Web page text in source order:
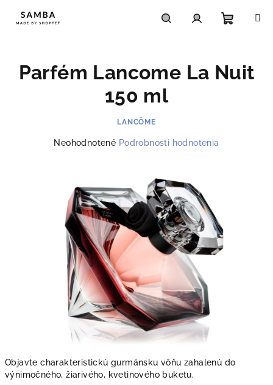
košík
Objavte charakteristickú gurmánsku vôňu zahalenú do
výnimočného, žiarivého, kvetinového buketu.
Parfém Lancome La Nuit
150 ml
LANCÔME
Priemerné
hviezdičiek.
Neohodnotené Podrobnosti hodnotenia